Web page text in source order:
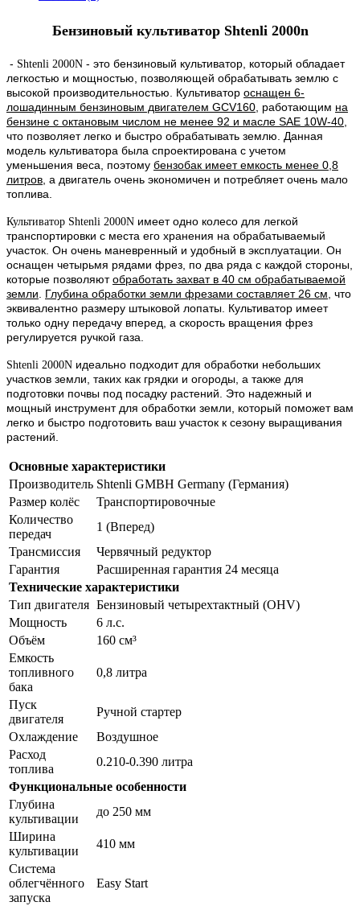
Бензиновый культиватор Shtenli 2000n
- Shtenli 2000N - это бензиновый культиватор, который обладает
легкостью и мощностью, позволяющей обрабатывать землю с
высокой производительностью. Культиватор оснащен 6-
лошадинным бензиновым двигателем GCV160 , работающим на
бензине с октановым числом не менее 92 и масле SAE 10W-40
что позволяет легко и быстро обрабатывать землю. Данная
модель культиватора была спроектирована с учетом
уменьшения веса, поэтому бензобак имеет емкость менее 0,8
литров , а двигатель очень экономичен и потребляет очень мало
топлива.
Культиватор Shtenli 2000N имеет одно колесо для легкой
транспортировки с места его хранения на обрабатываемый
участок. Он очень маневренный и удобный в эксплуатации. Он
оснащен четырьмя рядами фрез, по два ряда с каждой стороны,
которые позволяютобработать захват в 40 см обрабатываемой
земли
Глубина обработки земли фрезами составляет 26 см , что
эквивалентно размеру штыковой лопаты. Культиватор имеет
только одну передачу вперед, а скорость вращения фрез
регулируется ручкой газа.
Shtenli 2000N идеально подходит для обработки небольших
участков земли, таких как грядки и огороды, а также для
подготовки почвы под посадку растений. Это надежный и
мощный инструмент для обработки земли, который поможет вам
легко и быстро подготовить ваш участок к сезону выращивания
растений.
Основные характеристики
Производитель Shtenli GMBH Germany (Германия)
Размер колёс
Транспортировочные
Количество
передач
1 (Вперед)
Трансмиссия
Червячный редуктор
Гарантия
Расширенная гарантия 24 месяца
Технические характеристики
Тип двигателя Бензиновый четырехтактный (OHV)
Мощность
6 л.с.
Объём
160 см³
Емкость
топливного
бака
0,8 литра
Пуск
двигателя
Ручной стартер
Охлаждение
Воздушное
Расход
топлива
0.210-0.390 литра
Функциональные особенности
Глубина
культивации
до 250 мм
Ширина
культивации
410 мм
Система
облегчённого
запуска
Easy Start